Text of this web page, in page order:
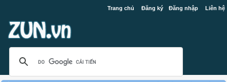
Trang chủ Đăng ký Đăng nhập Liên hệ